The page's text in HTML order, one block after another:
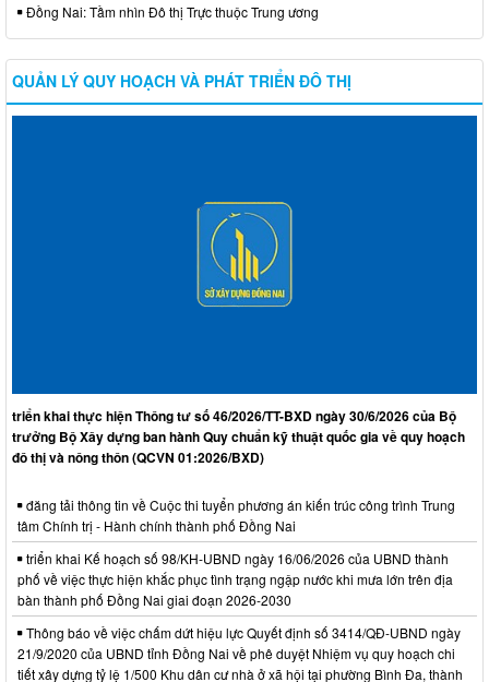
Đồng Nai: Tầm nhìn Đô thị Trực thuộc Trung ương
QUẢN LÝ QUY HOẠCH VÀ PHÁT TRIỂN ĐÔ THỊ
triển khai thực hiện Thông tư số 46/2026/TT-BXD ngày 30/6/2026 của Bộ
trưởng Bộ Xây dựng ban hành Quy chuẩn kỹ thuật quốc gia về quy hoạch
đô thị và nông thôn (QCVN 01:2026/BXD)
đăng tải thông tin về Cuộc thi tuyển phương án kiến trúc công trình Trung
tâm Chính trị - Hành chính thành phố Đồng Nai
triển khai Kế hoạch số 98/KH-UBND ngày 16/06/2026 của UBND thành
phố về việc thực hiện khắc phục tình trạng ngập nước khi mưa lớn trên địa
bàn thành phố Đồng Nai giai đoạn 2026-2030
Thông báo về việc chấm dứt hiệu lực Quyết định số 3414/QĐ-UBND ngày
21/9/2020 của UBND tỉnh Đồng Nai về phê duyệt Nhiệm vụ quy hoạch chi
tiết xây dựng tỷ lệ 1/500 Khu dân cư nhà ở xã hội tại phường Bình Đa, thành